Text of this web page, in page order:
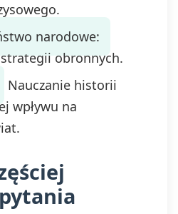
narodowe:
obronnych.
Nauczanie historii
wpływu na